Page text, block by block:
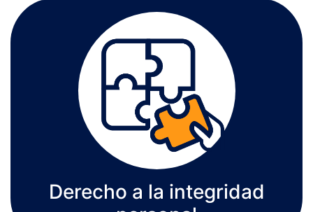
Derecho a la integridad